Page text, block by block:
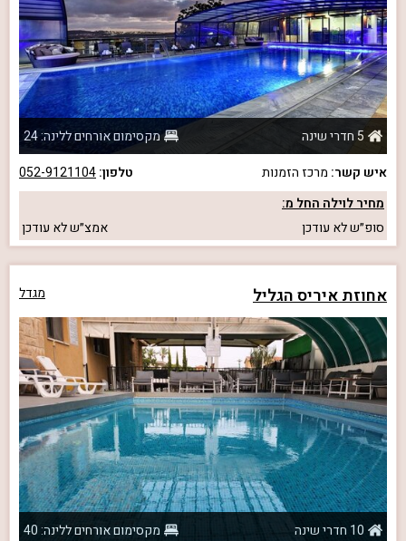
5 חדרי שינה
מקסימום אורחים ללינה: 24
איש קשר: מרכז הזמנות טלפון:052-9121104
מחיר לוילה החל מ:
סופ״שלא עודכן אמצ״שלא עודכן
אחוזת איריס הגליל מגדל
10 חדרי שינה
מקסימום אורחים ללינה: 40